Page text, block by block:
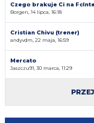
Czego brakuje Ci na
Borgen, 14 lipca, 16:18
Cristian Chivu (trener)
andyvdm, 22 maja, 16:59
Mercato
Jaszczu91, 30 marca, 11:29